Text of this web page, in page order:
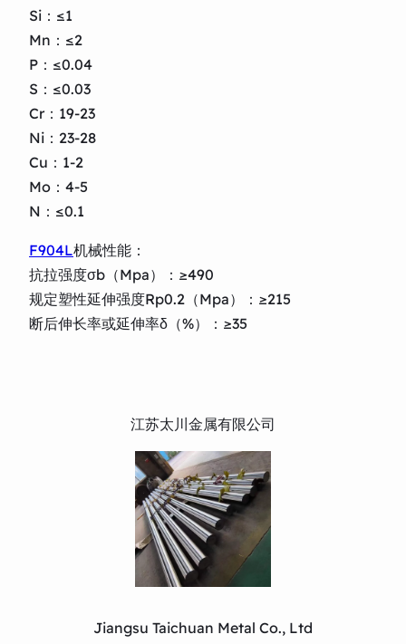
Si：≤1
Mn：≤2
P：≤0.04
S：≤0.03
Cr：19-23
Ni：23-28
Cu：1-2
Mo：4-5
N：≤0.1
F904L机械性能：
抗拉强度σb（Mpa）：≥490
规定塑性延伸强度Rp0.2（Mpa）：≥215
断后伸长率或延伸率δ（%）：≥35
江苏太川金属有限公司
Jiangsu Taichuan Metal Co., Ltd